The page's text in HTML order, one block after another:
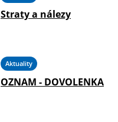
Straty a nálezy
Aktuality
OZNAM - DOVOLENKA